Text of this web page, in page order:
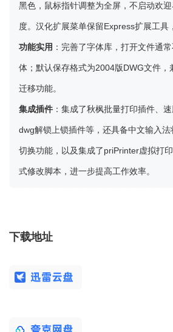
黑色，鼠标指针调整为全屏，不启动欢
度。汉化扩展菜单保留Express扩展工具
功能实用 ：完善了字体库，打开文件通
体；默认保存格式为2004版DWG文件，
迁移功能。
集成插件 ：集成了秋枫批量打印插件、速
dwg解锁上锁插件等，还具备中文输入
切换功能，以及集成了priPrinter虚拟打
式修改脚本，进一步提高工作效率。
下载地址